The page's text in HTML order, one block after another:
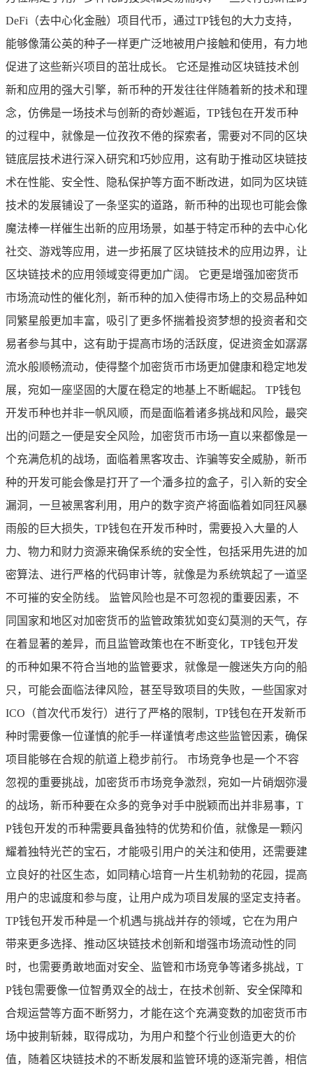
DeFi（去中心化金融）项目代币，通过TP钱包的大力支持，
能够像蒲公英的种子一样更广泛地被用户接触和使用，有力地
促进了这些新兴项目的茁壮成长。 它还是推动区块链技术创
新和应用的强大引擎，新币种的开发往往伴随着新的技术和理
念，仿佛是一场技术与创新的奇妙邂逅，TP钱包在开发币种
的过程中，就像是一位孜孜不倦的探索者，需要对不同的区块
链底层技术进行深入研究和巧妙应用，这有助于推动区块链技
术在性能、安全性、隐私保护等方面不断改进，如同为区块链
技术的发展铺设了一条坚实的道路，新币种的出现也可能会像
魔法棒一样催生出新的应用场景，如基于特定币种的去中心化
社交、游戏等应用，进一步拓展了区块链技术的应用边界，让
区块链技术的应用领域变得更加广阔。 它更是增强加密货币
市场流动性的催化剂，新币种的加入使得市场上的交易品种如
同繁星般更加丰富，吸引了更多怀揣着投资梦想的投资者和交
易者参与其中，这有助于提高市场的活跃度，促进资金如潺潺
流水般顺畅流动，使得整个加密货币市场更加健康和稳定地发
展，宛如一座坚固的大厦在稳定的地基上不断崛起。 TP钱包
开发币种也并非一帆风顺，而是面临着诸多挑战和风险，最突
出的问题之一便是安全风险，加密货币市场一直以来都像是一
个充满危机的战场，面临着黑客攻击、诈骗等安全威胁，新币
种的开发可能会像是打开了一个潘多拉的盒子，引入新的安全
漏洞，一旦被黑客利用，用户的数字资产将面临着如同狂风暴
雨般的巨大损失，TP钱包在开发币种时，需要投入大量的人
力、物力和财力资源来确保系统的安全性，包括采用先进的加
密算法、进行严格的代码审计等，就像是为系统筑起了一道坚
不可摧的安全防线。 监管风险也是不可忽视的重要因素，不
同国家和地区对加密货币的监管政策犹如变幻莫测的天气，存
在着显著的差异，而且监管政策也在不断变化，TP钱包开发
的币种如果不符合当地的监管要求，就像是一艘迷失方向的船
只，可能会面临法律风险，甚至导致项目的失败，一些国家对
ICO（首次代币发行）进行了严格的限制，TP钱包在开发新币
种时需要像一位谨慎的舵手一样谨慎考虑这些监管因素，确保
项目能够在合规的航道上稳步前行。 市场竞争也是一个不容
忽视的重要挑战，加密货币市场竞争激烈，宛如一片硝烟弥漫
的战场，新币种要在众多的竞争对手中脱颖而出并非易事，T
P钱包开发的币种需要具备独特的优势和价值，就像是一颗闪
耀着独特光芒的宝石，才能吸引用户的关注和使用，还需要建
立良好的社区生态，如同精心培育一片生机勃勃的花园，提高
用户的忠诚度和参与度，让用户成为项目发展的坚定支持者。
TP钱包开发币种是一个机遇与挑战并存的领域，它在为用户
带来更多选择、推动区块链技术创新和增强市场流动性的同
时，也需要勇敢地面对安全、监管和市场竞争等诸多挑战，T
P钱包需要像一位智勇双全的战士，在技术创新、安全保障和
合规运营等方面不断努力，才能在这个充满变数的加密货币市
场中披荆斩棘，取得成功，为用户和整个行业创造更大的价
值，随着区块链技术的不断发展和监管环境的逐渐完善，相信